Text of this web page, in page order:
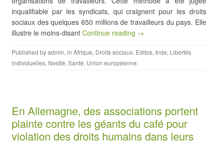
inqualifiable par les syndicats, qui craignent pour les droits
sociaux des quelques 650 millions de travailleurs du pays. Elle
illustre le moins-disant Continue reading →
Published byadmin, in Afrique, Droits sociaux, Editos, Inde, Libertés
individuelles, Nestlé, Santé, Union européenne.
En Allemagne, des associations portent
plainte contre les géants du café pour
violation des droits humains dans leurs